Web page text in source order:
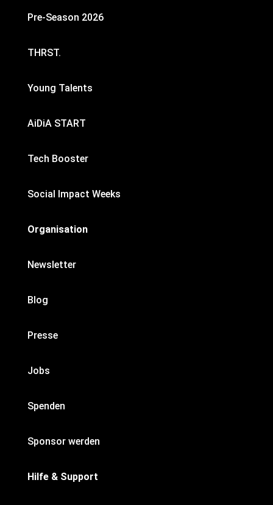
Pre-Season 2026
THRST.
Young Talents
AiDiA START
Tech Booster
Social Impact Weeks
Organisation
Newsletter
Blog
Presse
Jobs
Spenden
Sponsor werden
Hilfe & Support